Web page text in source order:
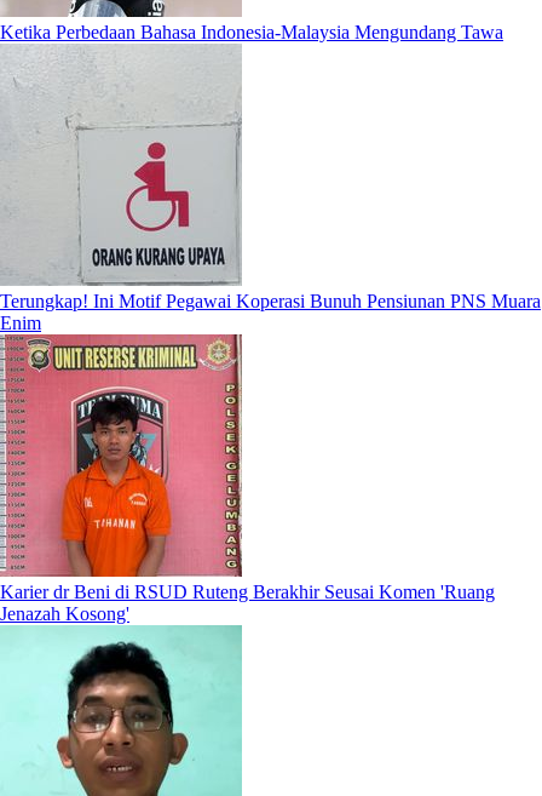
Ketika Perbedaan Bahasa Indonesia-Malaysia Mengundang Tawa
Terungkap! Ini Motif Pegawai Koperasi Bunuh Pensiunan PNS Muara
Enim
Karier dr Beni di RSUD Ruteng Berakhir Seusai Komen 'Ruang
Jenazah Kosong'